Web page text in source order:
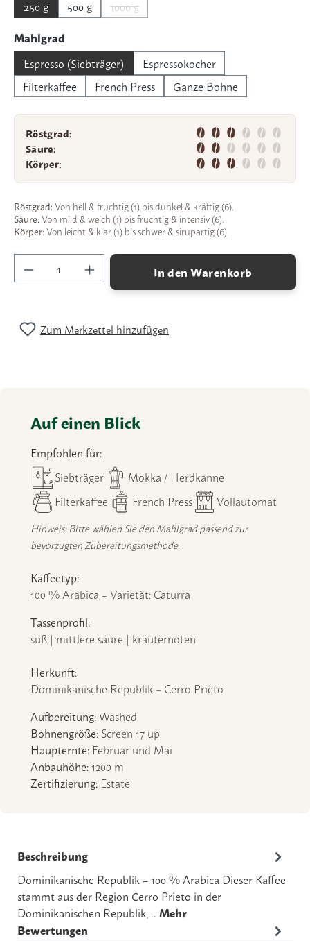
250 g
500 g 1000 g(Diese Option ist zurzeit nicht verfügbar.)
Mahlgrad
Espresso (Siebträger)
Espressokocher
Filterkaffee
French Press Ganze Bohne
Röstgrad:
Säure:
Körper:
Röstgrad:Von hell & fruchtig (1) bis dunkel & kräftig (6).
Säure:Von mild & weich (1) bis fruchtig & intensiv (6).
Körper:Von leicht & klar (1) bis schwer & sirupartig (6).
Produkt Anzahl: Gib den gewünschten Wert
In den Warenkorb
Zum Merkzettel hinzufügen
Auf einen Blick
Empfohlen für:
Siebträger
Mokka / Herdkanne
Filterkaffee
French Press Vollautomat
Hinweis: Bitte wählen Sie den Mahlgrad passend zur
bevorzugten Zubereitungsmethode.
Kaffeetyp:
100 % Arabica – Varietät: Caturra
Tassenprofil:
süß | mittlere säure | kräuternoten
Herkunft:
Dominikanische Republik – Cerro Prieto
Aufbereitung:Washed
Bohnengröße: Screen 17 up
Haupternte: Februar und Mai
Anbauhöhe:1200 m
Zertifizierung: Estate
Beschreibung
Dominikanische Republik – 100 % Arabica Dieser Kaffee
stammt aus der Region Cerro Prieto in der
Dominikanischen Republik,… Mehr
Bewertungen